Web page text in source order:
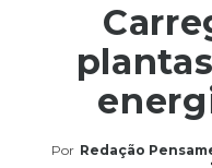
Por Redação